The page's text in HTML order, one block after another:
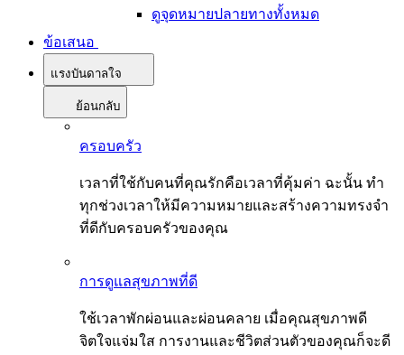
ดูจุดหมายปลายทางทั้งหมด
ข้อเสนอ
แรงบันดาลใจ
ย้อนกลับ
ครอบครัว
เวลาที่ใช้กับคนที่คุณรักคือเวลาที่คุ้มค่า ฉะนั้น ทำ
ทุกช่วงเวลาให้มีความหมายและสร้างความทรงจำ
ที่ดีกับครอบครัวของคุณ
การดูแลสุขภาพที่ดี
ใช้เวลาพักผ่อนและผ่อนคลาย เมื่อคุณสุขภาพดี
จิตใจแจ่มใส การงานและชีวิตส่วนตัวของคุณก็จะดี